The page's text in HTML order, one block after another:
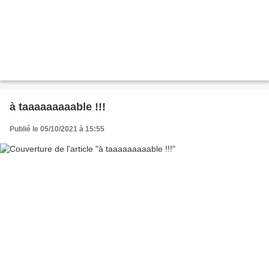
à taaaaaaaaable !!!
Publié le 05/10/2021 à 15:55